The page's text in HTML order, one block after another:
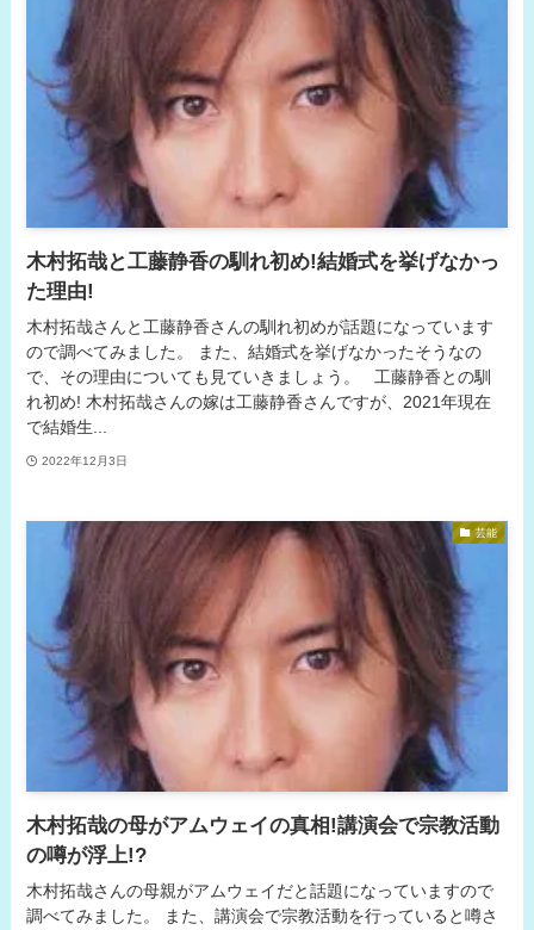
木村拓哉と工藤静香の馴れ初め!結婚式を挙げなかっ
た理由!
木村拓哉さんと工藤静香さんの馴れ初めが話題になっています
ので調べてみました。 また、結婚式を挙げなかったそうなの
で、その理由についても見ていきましょう。 工藤静香との馴
れ初め! 木村拓哉さんの嫁は工藤静香さんですが、2021年現在
で結婚生...
2022年12月3日
芸能
木村拓哉の母がアムウェイの真相!講演会で宗教活動
の噂が浮上!?
木村拓哉さんの母親がアムウェイだと話題になっていますので
調べてみました。 また、講演会で宗教活動を行っていると噂さ